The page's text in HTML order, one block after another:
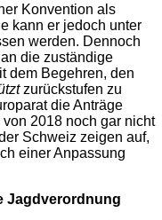
Konvention als
kann er jedoch unter
werden. Dennoch
die zuständige
dem Begehren, den
zurückstufen zu
die Anträge
2018 noch gar nicht
Schweiz zeigen auf,
einer Anpassung
Jagdverordnung